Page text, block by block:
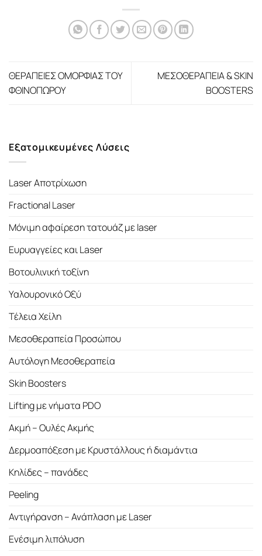
ΘΕΡΑΠΕΙΕΣ ΟΜΟΡΦΙΑΣ ΤΟΥ
ΦΘΙΝΟΠΩΡΟΥ
ΜΕΣΟΘΕΡΑΠΕΙΑ & SKIN
BOOSTERS
Εξατομικευμένες Λύσεις
Laser Αποτρίχωση
Fractional Laser
Μόνιμη αφαίρεση τατουάζ με laser
Ευρυαγγείες και Laser
Βοτουλινική τοξίνη
Υαλουρονικό Οξύ
Τέλεια Χείλη
Μεσοθεραπεία Προσώπου
Αυτόλογη Μεσοθεραπεία
Skin Boosters
Lifting με νήματα PDO
Ακμή – Ουλές Ακμής
Δερμοαπόξεση με Κρυστάλλους ή διαμάντια
Κηλίδες – πανάδες
Peeling
Αντιγήρανση – Ανάπλαση με Laser
Ενέσιμη λιπόλυση